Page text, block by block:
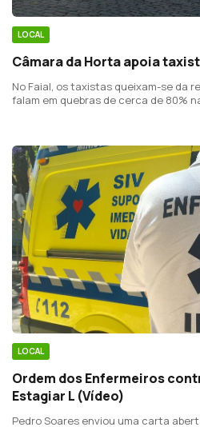
LOCAL
Câmara da Horta apoia
No Faial, os taxistas queixam-se da
falam em quebras de cerca de 80%
LOCAL
Ordem dos Enfermeiros
Estagiar L (Vídeo)
Pedro Soares enviou uma carta